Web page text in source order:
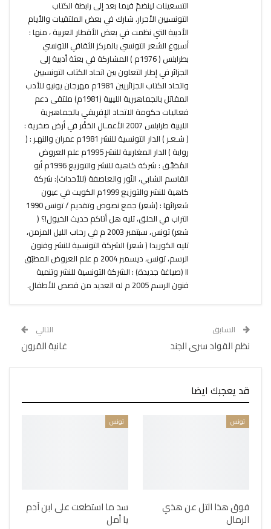
التسعينات لينضمّ فيما بعد إلى رابطة الكتاب
التونسيين الأحرار. شارك في بعض الملتقيات والأيام
الأدبية التي نظمت في بعض الأقطار العربية ، منها :
أسبوع الشعر التونسي بالمركز الثقافي التونسي
بطرابلس ( 1976م ) المشاركة في بعثة أدبية إلى
الجزائر في إطار التعاون بين اتحاد الكتاب التونسيين
واتحاد الكتاب الجزائريين 1981م مهرجان يونيو للأدب
المقاتل بالجماهيرية الليبية (1981م) ملتقى دعم
فعاليات حكومة الاتحاد الإفريقي بالجماهيرية
الليبية طرابلس 2007 الأعمـال الحَفْر في أرض صخرية :
( شـعـر ) الدار التونسية للنشر 1981م عمران والنهـر : (
رواية ) الدار المغاربية للنشر 1995م علم العروض
المُطَبَّـق : شركة كاهية للنشر والتوزيع 1996م أبو
القاسم الشابي، النّور والعاصفة (للأحداث): شركة
كاهية للنشر والتوزيع 1999م الكويت في عيون
شعرائها : (شعر) جمع نصوص وتقديم / تونس 1990
التراب في الحلق، تليه هل أتاكم حديث الخيول!؟ (
شعر) تونس، سبتمبر 2003 م في رحاب الليل المزمن،
تليه الكوريدا ( شعر) الشركة التونسية للنشر وفنون
الرسم، تونس، ديسمبر 2004 م علم العروض المطبّق
II (صياغة جديدة) : الشركة التونسية للنشر وتنمية
فنون الرسم 2005 م له العديد من قصص للأطفال.
السابق
نظم القواد سرى الجند
التالي
غانية القرون
قد يعجبك ايضا
تونس
فوق هذا التل عن هذي
الرمال
تونس
سد ما استطعت على ابن آدم
يا أمل